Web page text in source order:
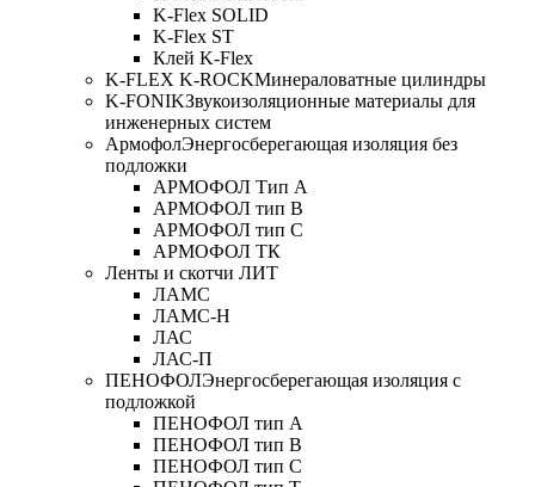
K-Flex SOLID
K-Flex ST
Клей K-Flex
K-FLEX K-ROCKМинераловатные цилиндры
K-FONIKЗвукоизоляционные материалы для
инженерных систем
АрмофолЭнергосберегающая изоляция без
подложки
АРМОФОЛ Тип А
АРМОФОЛ тип В
АРМОФОЛ тип C
АРМОФОЛ ТК
Ленты и скотчи ЛИТ
ЛАМС
ЛАМС-Н
ЛАС
ЛАС-П
ПЕНОФОЛЭнергосберегающая изоляция с
подложкой
ПЕНОФОЛ тип А
ПЕНОФОЛ тип B
ПЕНОФОЛ тип C